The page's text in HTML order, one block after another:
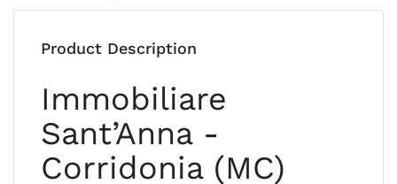
Product Description
Immobiliare
Sant’Anna -
Corridonia (MC)